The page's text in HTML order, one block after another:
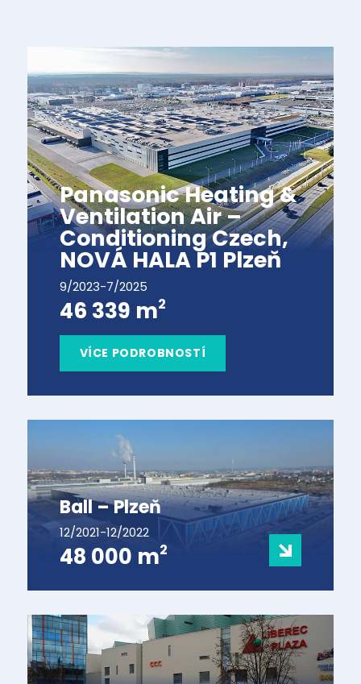
Panasonic Heating &
Ventilation Air –
Conditioning Czech,
NOVÁ HALA P1 Plzeň
9/2023-7/2025
46 339 m2
VÍCE PODROBNOSTÍ
Ball – Plzeň
12/2021-12/2022
48 000 m2